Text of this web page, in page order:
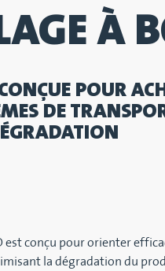
À
POUR
DE
est conçu pour orienter
la dégradation du